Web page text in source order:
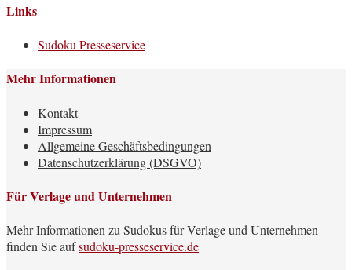
Links
Sudoku Presseservice
Mehr Informationen
Kontakt
Impressum
Allgemeine Geschäftsbedingungen
Datenschutzerklärung (DSGVO)
Für Verlage und Unternehmen
Mehr Informationen zu Sudokus für Verlage und Unternehmen
finden Sie aufsudoku-presseservice.de